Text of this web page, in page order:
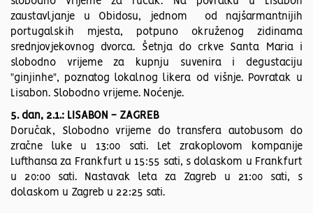
zaustavljanje u Obidosu, jednom od najšarmantnijih
portugalskih mjesta, potpuno okruženog zidinama
srednjovjekovnog dvorca. Šetnja do crkve Santa Maria i
slobodno vrijeme za kupnju suvenira i degustaciju
"ginjinhe", poznatog lokalnog likera od višnje. Povratak u
Lisabon. Slobodno vrijeme. Noćenje.
5. dan, 2.1.: LISABON - ZAGREB
Doručak, Slobodno vrijeme do transfera autobusom do
zračne luke u 13:00 sati. Let zrakoplovom kompanije
Lufthansa za Frankfurt u 15:55 sati, s dolaskom u Frankfurt
u 20:00 sati. Nastavak leta za Zagreb u 21:00 sati, s
dolaskom u Zagreb u 22:25 sati.